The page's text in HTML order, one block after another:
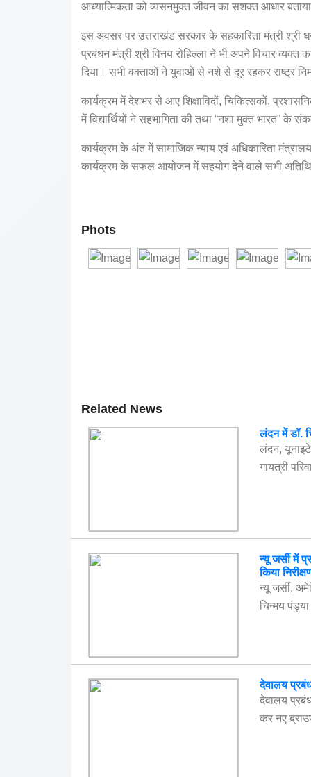
आध्यात्मिकता को व्यसनमुक्त जीवन का सशक्त आधार
इस अवसर पर उत्तराखंड सरकार के सहकारिता मंत्री
प्रबंधन मंत्री श्री विनय रोहिल्ला ने भी अपने विचार
दिया। सभी वक्ताओं ने युवाओं से नशे से दूर रहकर राष्ट्र
कार्यक्रम में देशभर से आए शिक्षाविदों, चिकित्सकों,
में विद्यार्थियों ने सहभागिता की तथा “नशा मुक्त भारत”
कार्यक्रम के अंत में सामाजिक न्याय एवं अधिकारिता
कार्यक्रम के सफल आयोजन में सहयोग देने वाले सभी
Phots
Related News
लंदन में डॉ.
लंदन,
गायत्री
न्यू जर्सी में
किया
न्यू जर्सी,
चिन्मय
देवालय
देवालय
कर नए